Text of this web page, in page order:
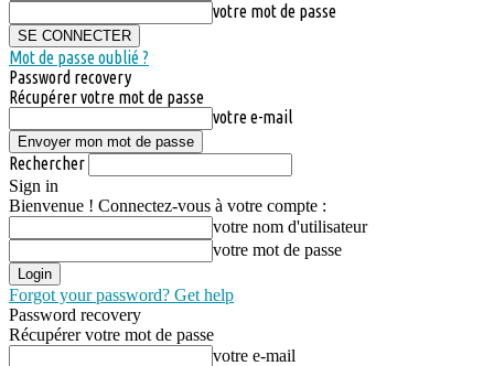
votre mot de passe
Mot de passe oublié ?
Password recovery
Récupérer votre mot de passe
votre e-mail
Rechercher
Sign in
Bienvenue ! Connectez-vous à votre compte :
votre nom d'utilisateur
votre mot de passe
Forgot your password? Get help
Password recovery
Récupérer votre mot de passe
votre e-mail